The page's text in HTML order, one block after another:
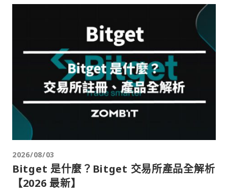
2026/08/03
Bitget 是什麼？Bitget 交易所產品全解析
【2026 最新】